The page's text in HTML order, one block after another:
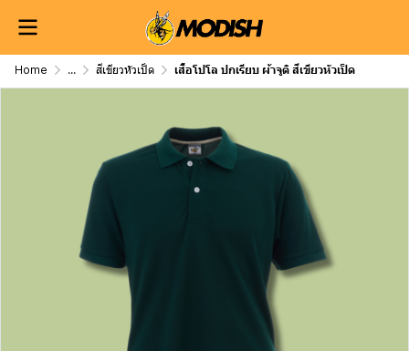
Home ... สีเขียวหัวเป็ด เสื้อโปโล ปกเรียบ ผ้าจูติ สีเขียวหัวเป็ด